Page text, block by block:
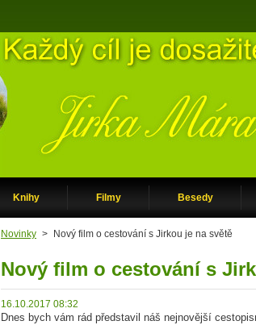
Knihy Filmy Besedy
Novinky > Nový film o cestování s Jirkou je na světě
Nový film o cestování s
16.10.2017 08:32
Dnes bych vám rád představil náš nejnovější